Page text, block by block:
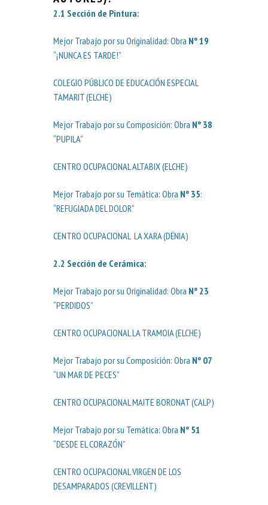
2.1 Sección de Pintura:
Mejor Trabajo por su Originalidad: Obra Nº 19
“¡NUNCA ES TARDE!”
COLEGIO PÚBLICO DE EDUCACIÓN ESPECIAL
TAMARIT (ELCHE)
Mejor Trabajo por su Composición: Obra Nº 38
“PUPILA”
CENTRO OCUPACIONAL ALTABIX (ELCHE)
Mejor Trabajo por su Temática: Obra Nº 35:
“REFUGIADA DEL DOLOR”
CENTRO OCUPACIONAL LA XARA (DÉNIA)
2.2 Sección de Cerámica:
Mejor Trabajo por su Originalidad: Obra Nº 23
“PERDIDOS”
CENTRO OCUPACIONAL LA TRAMOIA (ELCHE)
Mejor Trabajo por su Composición: Obra Nº 07
“UN MAR DE PECES”
CENTRO OCUPACIONAL MAITE BORONAT (CALP)
Mejor Trabajo por su Temática: Obra Nº 51
“DESDE EL CORAZÓN”
CENTRO OCUPACIONAL VIRGEN DE LOS
DESAMPARADOS (CREVILLENT)